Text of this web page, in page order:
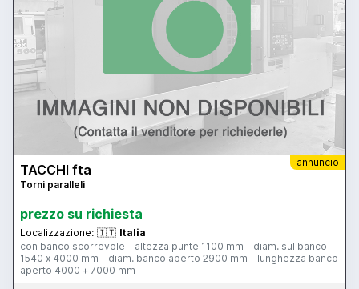
annuncio
TACCHI fta
Torni paralleli
prezzo su richiesta
Localizzazione: 🇮🇹 Italia
con banco scorrevole - altezza punte 1100 mm - diam. sul banco
1540 x 4000 mm - diam. banco aperto 2900 mm - lunghezza banco
aperto 4000 + 7000 mm